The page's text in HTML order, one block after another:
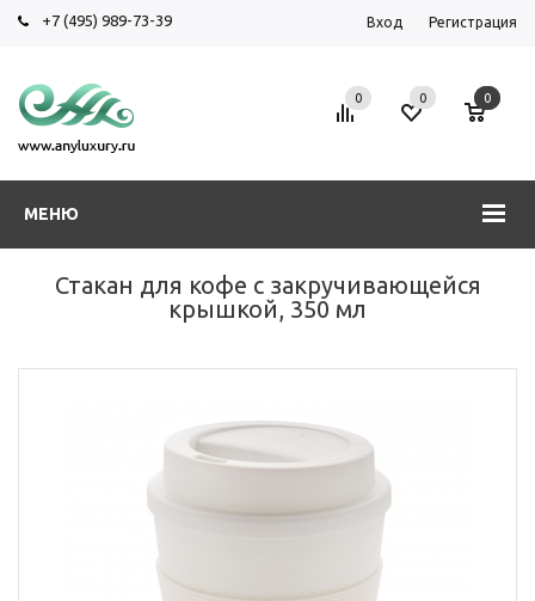
+7 (495) 989-73-39 Вход Регистрация
МЕНЮ
0 0 0
Стакан для кофе с закручивающейся
крышкой, 350 мл